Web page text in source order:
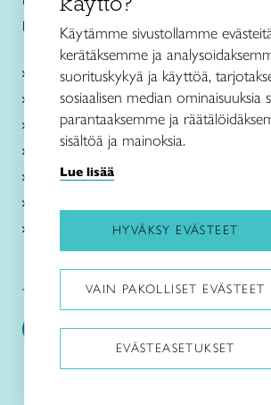
p. 050 3508470
Kurssit ja leirit
Kankaankudonta
Käsityö- ja muotoilukoulu
Taito Shop
Ajankohtaista
Taito Etelä-Suomi: Taito Käsityö- ja
Käytämme sivustollamme
kerätäksemme ja
suorituskykyä ja käyttöä,
sosiaalisen median ominaisuuksia
parantaaksemme ja
sisältöä ja mainoksia.
Lue lisää
HYVÄKSY EVÄSTEET
VAIN PAKOLLISET EVÄSTEET
EVÄSTEASETUKSET